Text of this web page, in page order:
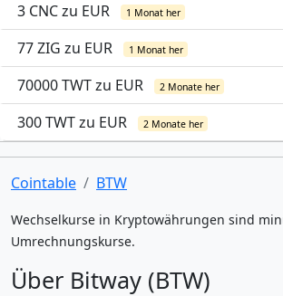
3 CNC zu EUR 1 Monat her
77 ZIG zu EUR 1 Monat her
70000 TWT zu EUR 2 Monate her
300 TWT zu EUR 2 Monate her
Cointable BTW
Wechselkurse in Kryptowährungen sind
Umrechnungskurse.
Über Bitway (BTW)